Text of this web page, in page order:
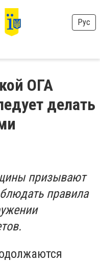
Рус
ОГА
делать
призывают
правила